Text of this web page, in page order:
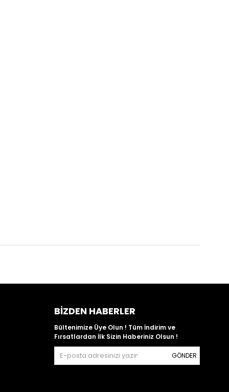
BIZDEN HABERLER
Bültenimize Üye Olun ! Tüm İndirim ve
Fırsatlardan İlk Sizin Haberiniz Olsun !
GÖNDER